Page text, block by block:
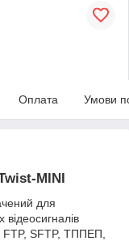
Оплата Умови
MINI
для
FTP, SFTP, ТППЕП,